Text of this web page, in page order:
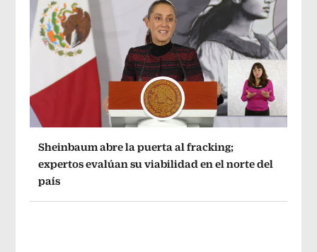
Sheinbaum abre la puerta al fracking;
expertos evalúan su viabilidad en el norte del
país